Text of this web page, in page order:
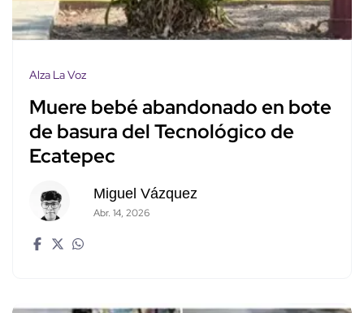
Alza La Voz
Muere bebé abandonado en bote
de basura del Tecnológico de
Ecatepec
Miguel Vázquez
Abr. 14, 2026